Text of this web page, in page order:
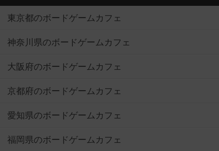
東京都のボードゲームカフェ
神奈川県のボードゲームカフェ
大阪府のボードゲームカフェ
京都府のボードゲームカフェ
愛知県のボードゲームカフェ
福岡県のボードゲームカフェ